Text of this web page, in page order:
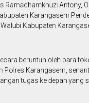
Ramachamkhuzi Antony,
Karangasem
Kabupaten
beruntun oleh para
Polres Karangasem,
tugas ke depan yang